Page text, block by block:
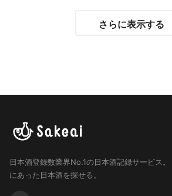
さらに表示する
日本酒登録数業界No.1の日本酒記録サービス。
にあった日本酒を探せる。